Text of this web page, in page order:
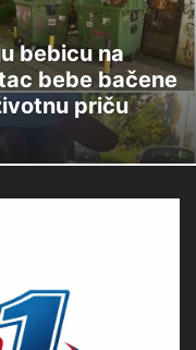
bebicu na
bebe bačene
priču